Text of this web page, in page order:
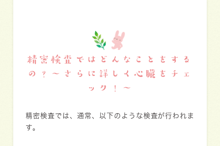
精密検査ではどんなことをする
の？〜さらに詳しく心臓をチェ
ック！〜
精密検査では、通常、以下のような検査が行われま
す。